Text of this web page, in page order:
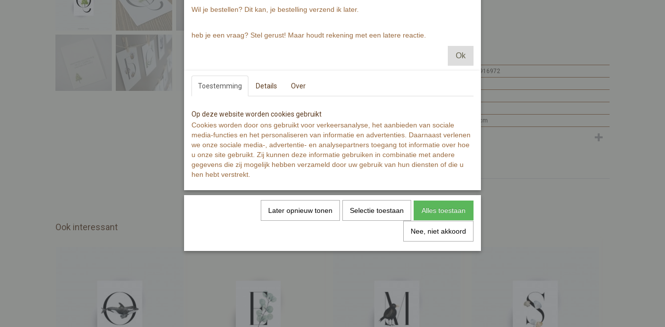
- 8 letterkaarten
MI127.1
7448104916972
Productcode leverancier
Netto gewicht
0,01 g
0 x 6 x 8 cm
Reacties
Ook interessant
Wil je bestellen? Dit kan, je bestelling verzend ik later.
heb je een vraag? Stel gerust! Maar houdt rekening met een latere reactie.
Ok
Toestemming Details Over
Op deze website worden cookies gebruikt
Cookies worden door ons gebruikt voor verkeersanalyse, het aanbieden van sociale
media-functies en het personaliseren van informatie en advertenties. Daarnaast verlenen
we onze sociale media-, advertentie- en analysepartners toegang tot informatie over hoe
u onze site gebruikt. Zij kunnen deze informatie gebruiken in combinatie met andere
gegevens die zij mogelijk hebben verzameld door uw gebruik van hun diensten of die u
hen hebt verstrekt.
Later opnieuw tonen Selectie toestaan Alles toestaan
Nee, niet akkoord